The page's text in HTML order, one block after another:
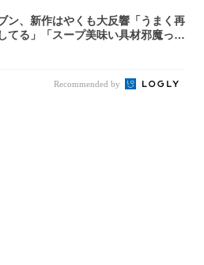
ン、新作はやくも大反響「うまく再
てる」「スープ美味い具材邪魔って
Recommended by